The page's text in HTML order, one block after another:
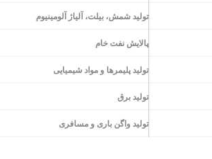
تولید شمش، بیلت، آلیاژ آلومینیوم
پالایش نفت خام
تولید پلیمرها و مواد شیمیایی
تولید برق
تولید واگن باری و مسافری